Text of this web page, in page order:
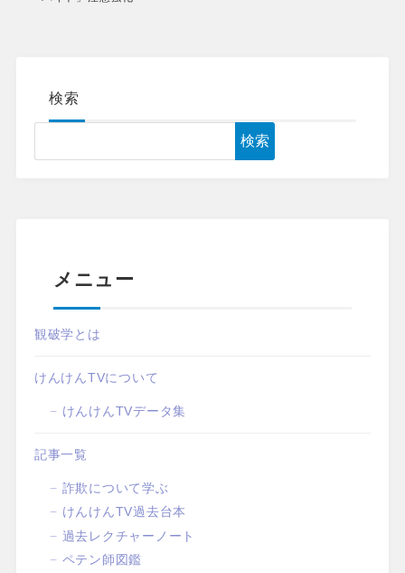
検索
検索
メニュー
観破学とは
けんけんTVについて
けんけんTVデータ集
記事一覧
詐欺について学ぶ
けんけんTV過去台本
過去レクチャーノート
ペテン師図鑑